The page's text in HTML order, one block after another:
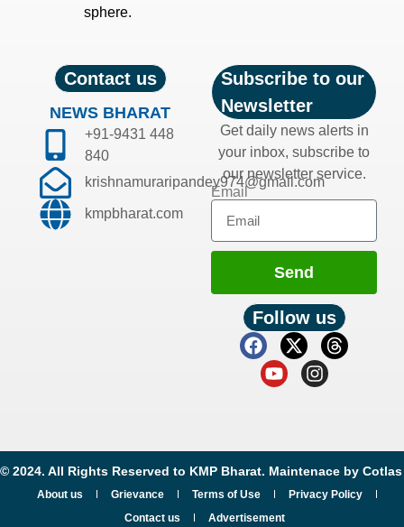
sphere.
Contact us
NEWS BHARAT
+91-9431 448
840
krishnamuraripandey974@gmail.com
kmpbharat.com
Subscribe to our
Newsletter
Get daily news alerts in
your inbox, subscribe to
our newsletter service.
Email
Send
Follow us
© 2024. All Rights Reserved to KMP Bharat. Maintenace by Cotlas
About us Grievance Terms of Use
Privacy Policy
Contact us
Advertisement